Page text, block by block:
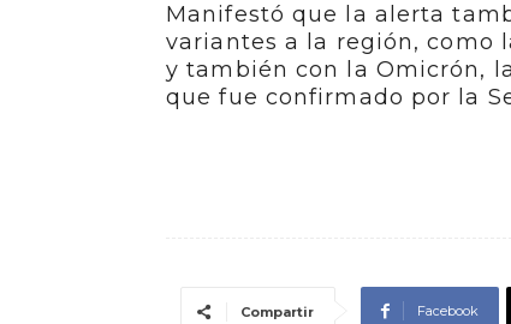
Manifestó que la alerta
variantes a la región, como
y también con la Omicrón,
que fue confirmado por la
Compartir Facebook